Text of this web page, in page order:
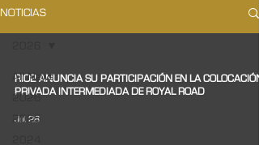
NOTICIAS
All News
2026
2025
RIO2 ANUNCIA SU PARTICIPACIÓN EN LA COLOCACIÓN
PRIVADA INTERMEDIADA DE ROYAL ROAD
Jul 28